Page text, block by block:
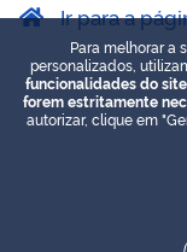
Ir para a
Para melhorar a
personalizados,
funcionalidades do
forem estritamente
autorizar, clique em